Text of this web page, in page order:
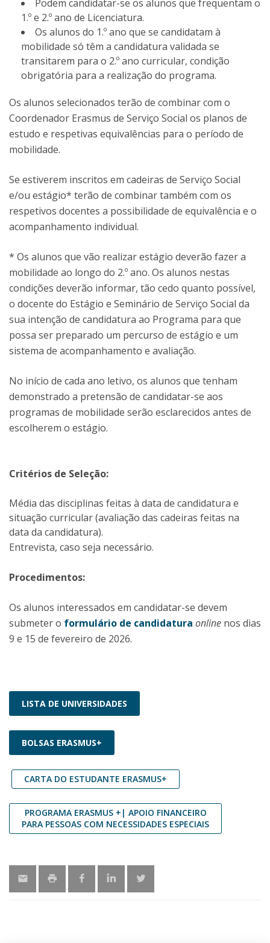
Podem candidatar-se os alunos que frequentam o
1.º e 2.º ano de Licenciatura.
Os alunos do 1.º ano que se candidatam à
mobilidade só têm a candidatura validada se
transitarem para o 2.º ano curricular, condição
obrigatória para a realização do programa.
Os alunos selecionados terão de combinar com o
Coordenador Erasmus de Serviço Social os planos de
estudo e respetivas equivalências para o período de
mobilidade.
Se estiverem inscritos em cadeiras de Serviço Social
e/ou estágio* terão de combinar também com os
respetivos docentes a possibilidade de equivalência e o
acompanhamento individual.
* Os alunos que vão realizar estágio deverão fazer a
mobilidade ao longo do 2.º ano. Os alunos nestas
condições deverão informar, tão cedo quanto possível,
o docente do Estágio e Seminário de Serviço Social da
sua intenção de candidatura ao Programa para que
possa ser preparado um percurso de estágio e um
sistema de acompanhamento e avaliação.
No início de cada ano letivo, os alunos que tenham
demonstrado a pretensão de candidatar-se aos
programas de mobilidade serão esclarecidos antes de
escolherem o estágio.
Critérios de Seleção:
​Média das disciplinas feitas à data de candidatura e
situação curricular (avaliação das cadeiras feitas na
data da candidatura).
Entrevista, caso seja necessário.
Procedimentos:
Os alunos interessados em candidatar-se devem
submeter o formulário de candidatura online nos dias
9 e 15 de fevereiro de 2026.
LISTA DE UNIVERSIDADES
BOLSAS ERASMUS+
CARTA DO ESTUDANTE ERASMUS+
PROGRAMA ERASMUS +| APOIO FINANCEIRO
PARA PESSOAS COM NECESSIDADES ESPECIAIS